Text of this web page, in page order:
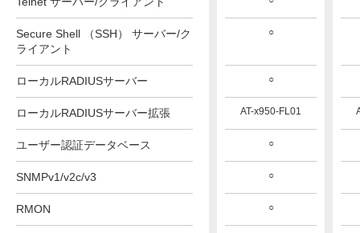
Secure Shell （SSH） サーバー/ク
ライアント
ローカルRADIUSサーバー
ローカルRADIUSサーバー拡張
ユーザー認証データベース
SNMPv1/v2c/v3
RMON
○
○
AT-x950-FL01
○
○
○